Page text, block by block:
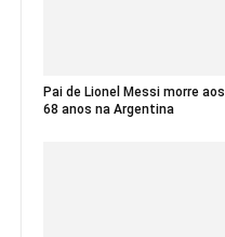
Pai de Lionel Messi morre aos
68 anos na Argentina